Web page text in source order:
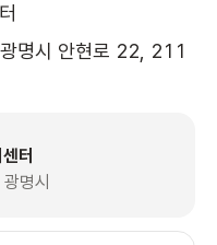
명시 안현로 22, 211
터
명시